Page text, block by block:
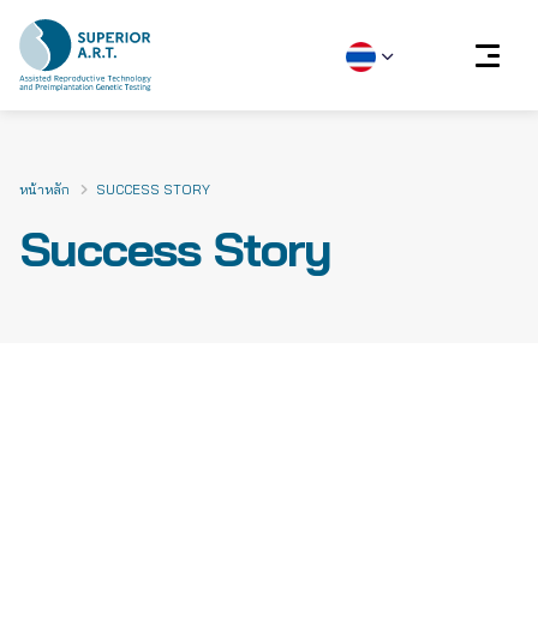
content
Success Story
หน้าหลัก SUCCESS STORY